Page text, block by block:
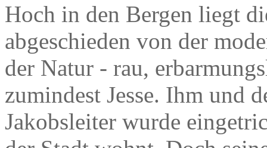
Hoch in den Bergen liegt
abgeschieden von der
der Natur - rau,
zumindest Jesse. Ihm und
Jakobsleiter wurde